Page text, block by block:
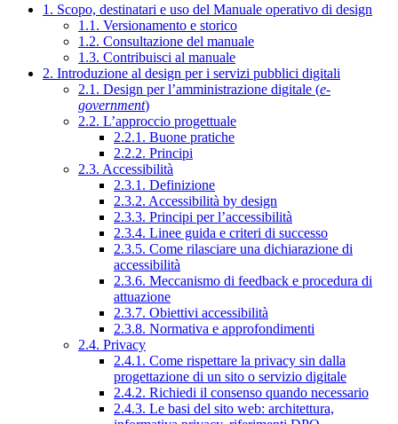
1. Scopo, destinatari e uso del Manuale operativo di design
1.1. Versionamento e storico
1.2. Consultazione del manuale
1.3. Contribuisci al manuale
2. Introduzione al design per i servizi pubblici digitali
2.1. Design per l’amministrazione digitale (e-
government)
2.2. L’approccio progettuale
2.2.1. Buone pratiche
2.2.2. Principi
2.3. Accessibilità
2.3.1. Definizione
2.3.2. Accessibilità by design
2.3.3. Principi per l’accessibilità
2.3.4. Linee guida e criteri di successo
2.3.5. Come rilasciare una dichiarazione di
accessibilità
2.3.6. Meccanismo di feedback e procedura di
attuazione
2.3.7. Obiettivi accessibilità
2.3.8. Normativa e approfondimenti
2.4. Privacy
2.4.1. Come rispettare la privacy sin dalla
progettazione di un sito o servizio digitale
2.4.2. Richiedi il consenso quando necessario
2.4.3. Le basi del sito web: architettura,